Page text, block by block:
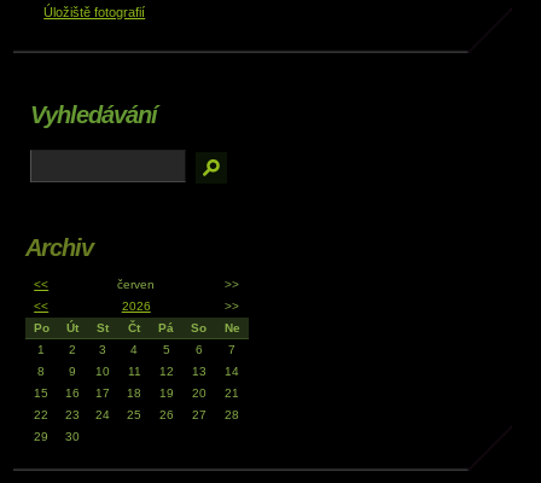
Úložiště fotografií
Vyhledávání
Archiv
<< červen
>>
<<
2026
>>
Po
Út St Čt Pá So
Ne
1
2 3 4 5 6
7
8
9 10 11 12 13
14
15
16 17 18 19 20
21
22
23 24 25 26 27
28
29
30